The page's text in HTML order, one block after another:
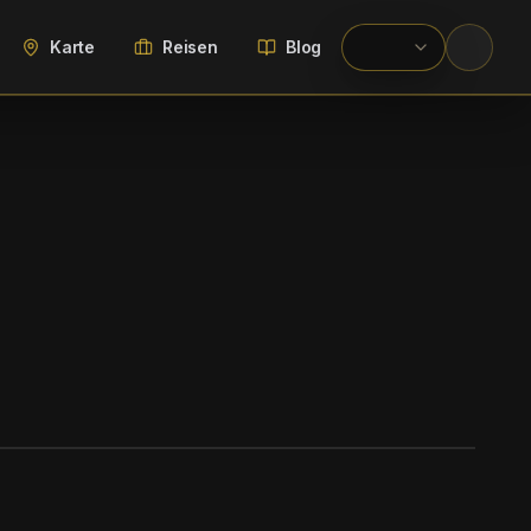
Karte Reisen Blog